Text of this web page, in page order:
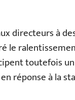
directeurs à
le
toutefois
réponse à la